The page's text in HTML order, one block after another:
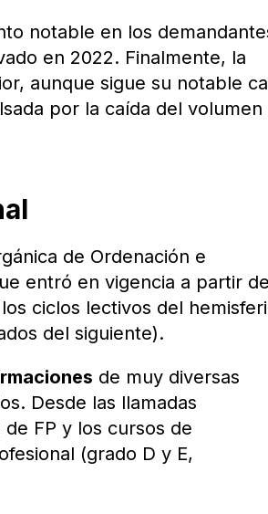
notable en los
en 2022. Finalmente, la
aunque sigue su notable
por la caída del volumen
de Ordenación e
entró en vigencia a partir
ciclos lectivos del
del siguiente).
de muy diversas
Desde las llamadas
FP y los cursos de
(grado D y E,